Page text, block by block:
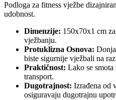
Podloga za fitness vježbe
udobnost.
Dimenzije: 150x70x1 cm
vježbanju.
Protuklizna Osnova:
biste sigurnije vježbali na
Praktičnost: Lako se smota
transport.
Dugotrajnost: Izrađena od
osiguravaju dugotrajnu